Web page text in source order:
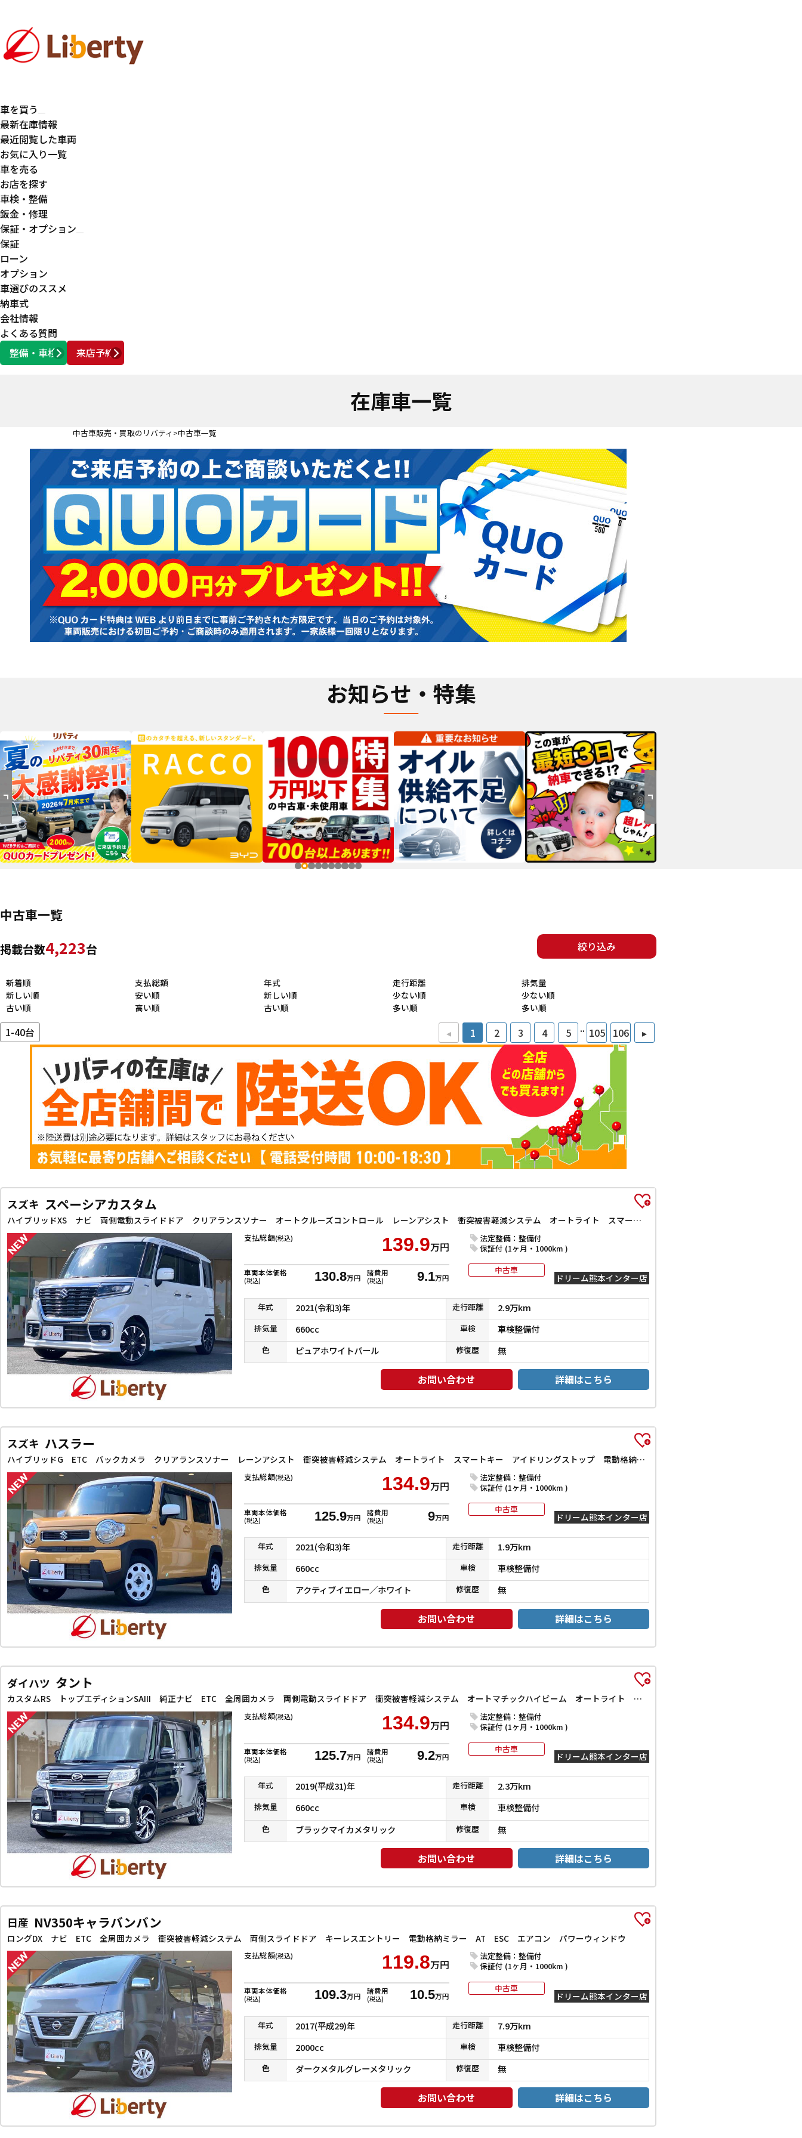
車を買う
最新在庫情報
最近閲覧した車両
お気に入り一覧
車を売る
お店を探す
車検・整備
鈑金・修理
保証・オプション
保証
ローン
オプション
車選びのススメ
納車式
会社情報
よくある質問
整備・車検
来店予約
営業時間 AM10:00 ～ PM6:00
在庫車一覧
中古車販売・買取のリバティ 中古車一覧
お知らせ・特集
中古車一覧
絞り込み
掲載台数4,223台
新着順
新しい順
古い順
支払総額
安い順
高い順
年式
新しい順
古い順
走行距離
少ない順
多い順
排気量
少ない順
多い順
1-40台 ◂ 1 2 3 4 5 .. 105 106 ▸
スズキ スペーシアカスタム
ハイブリッドXS ナビ 両側電動スライドドア クリアランスソナー オートクルーズコントロール レーンアシスト 衝突被害軽減システム オートライト スマートキー アイドリングストップ 電動格納ミラー ベンチシート CVT
支払総額(税込) 139.9万円
車両本体価格
(税込) 130.8万円
諸費用
(税込) 9.1万円
法定整備：整備付
保証付 (1ヶ月・1000km )
中古車
ドリーム熊本インター店
年式 2021(令和3)年 走行距離 2.9万km
排気量 660cc 車検 車検整備付
色 ピュアホワイトパール 修復歴 無
お問い合わせ 詳細はこちら
スズキ ハスラー
ハイブリッドG ETC バックカメラ クリアランスソナー レーンアシスト 衝突被害軽減システム オートライト スマートキー アイドリングストップ 電動格納ミラー シートヒーター CVT ESC
支払総額(税込) 134.9万円
車両本体価格
(税込) 125.9万円
諸費用
(税込) 9万円
法定整備：整備付
保証付 (1ヶ月・1000km )
中古車
ドリーム熊本インター店
年式 2021(令和3)年 走行距離 1.9万km
排気量 660cc 車検 車検整備付
色 アクティブイエロー／ホワイト 修復歴 無
お問い合わせ 詳細はこちら
ダイハツ タント
カスタムRS トップエディションSAIII 純正ナビ ETC 全周囲カメラ 両側電動スライドドア 衝突被害軽減システム オートマチックハイビーム オートライト スマートキー アイドリングストップ 電動格納ミラー シートヒーター CVT
支払総額(税込) 134.9万円
車両本体価格
(税込) 125.7万円
諸費用
(税込) 9.2万円
法定整備：整備付
保証付 (1ヶ月・1000km )
中古車
ドリーム熊本インター店
年式 2019(平成31)年 走行距離 2.3万km
排気量 660cc 車検 車検整備付
色 ブラックマイカメタリック 修復歴 無
お問い合わせ 詳細はこちら
日産 NV350キャラバンバン
ロングDX ナビ ETC 全周囲カメラ 衝突被害軽減システム 両側スライドドア キーレスエントリー 電動格納ミラー AT ESC エアコン パワーウィンドウ
支払総額(税込) 119.8万円
車両本体価格
(税込) 109.3万円
諸費用
(税込) 10.5万円
法定整備：整備付
保証付 (1ヶ月・1000km )
中古車
ドリーム熊本インター店
年式 2017(平成29)年 走行距離 7.9万km
排気量 2000cc 車検 車検整備付
色 ダークメタルグレーメタリック 修復歴 無
お問い合わせ 詳細はこちら